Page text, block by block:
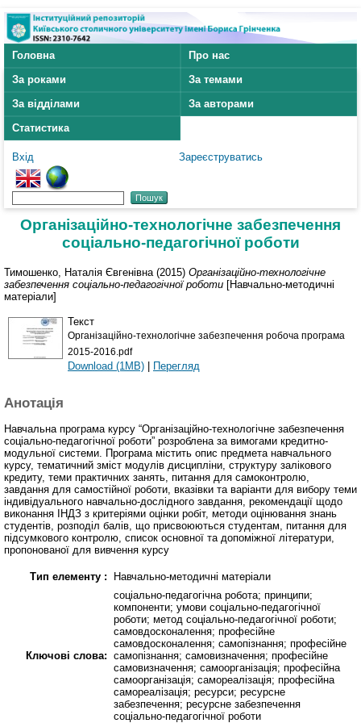
Головна
Про нас
За роками
За темами
За відділами
За авторами
Статистика
Вхід Зареєструватись
Організаційно-технологічне забезпечення
соціально-педагогічної роботи
Тимошенко, Наталія Євгенівна (2015) Організаційно-технологічне
забезпечення соціально-педагогічної роботи [Навчально-методичні
матеріали]
Текст
Організаційно-технологічне забезпечення робоча програма
2015-2016.pdf
Download (1MB) | Перегляд
Анотація
Навчальна програма курсу “Організаційно-технологічне забезпечення
соціально-педагогічної роботи” розроблена за вимогами кредитно-
модульної системи. Програма містить опис предмета навчального
курсу, тематичний зміст модулів дисципліни, структуру залікового
кредиту, теми практичних занять, питання для самоконтролю,
завдання для самостійної роботи, вказівки та варіанти для вибору теми
індивідуального навчально-дослідного завдання, рекомендації щодо
виконання ІНДЗ з критеріями оцінки робіт, методи оцінювання знань
студентів, розподіл балів, що присвоюються студентам, питання для
підсумкового контролю, список основної та допоміжної літератури,
пропонованої для вивчення курсу
Тип елементу : Навчально-методичні матеріали
Ключові слова:
соціально-педагогічна робота; принципи;
компоненти; умови соціально-педагогічної
роботи; метод соціально-педагогічної роботи;
самовдосконалення; професійне
самовдосконалення; самопізнання; професійне
самопізнання; самовизначення; професійне
самовизначення; самоорганізація; професійна
самоорганізація; самореалізація; професійна
самореалізація; ресурси; ресурсне
забезпечення; ресурсне забезпечення
соціально-педагогічної роботи